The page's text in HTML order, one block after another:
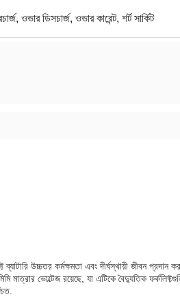
ওভার ডিসচার্জ, ওভার কারেন্ট, শর্ট সার্কিট
উচ্চতর কর্মক্ষমতা এবং দীর্ঘস্থায়ী জীবন প্রদান
ভোল্টেজ রয়েছে, যা এটিকে বৈদ্যুতিক